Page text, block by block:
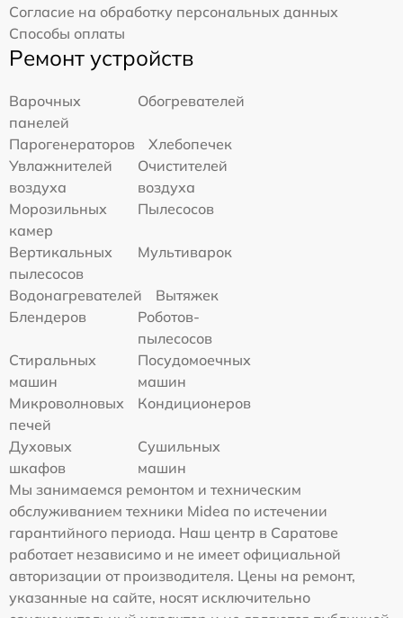
Согласие на обработку персональных данных
Способы оплаты
Ремонт устройств
Варочных
панелей
Обогревателей
Парогенераторов
Хлебопечек
Увлажнителей
воздуха
Очистителей
воздуха
Морозильных
камер
Пылесосов
Вертикальных
пылесосов
Мультиварок
Водонагревателей
Вытяжек
Блендеров
Роботов-
пылесосов
Стиральных
машин
Посудомоечных
машин
Микроволновых
печей
Кондиционеров
Духовых
шкафов
Сушильных
машин
Мы занимаемся ремонтом и техническим
обслуживанием техники Midea по истечении
гарантийного периода. Наш центр в Саратове
работает независимо и не имеет официальной
авторизации от производителя. Цены на ремонт,
указанные на сайте, носят исключительно